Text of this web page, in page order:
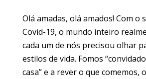
Olá amadas, olá amados! Com o
Covid-19, o mundo inteiro
cada um de nós precisou olhar
estilos de vida. Fomos
casa” e a rever o que comemos,